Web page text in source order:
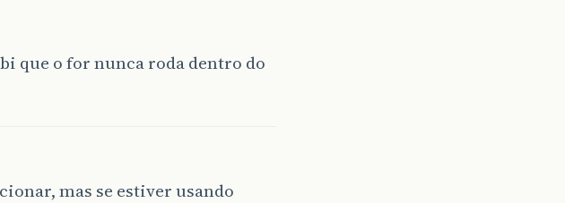
que o for nunca roda dentro do
mas se estiver usando